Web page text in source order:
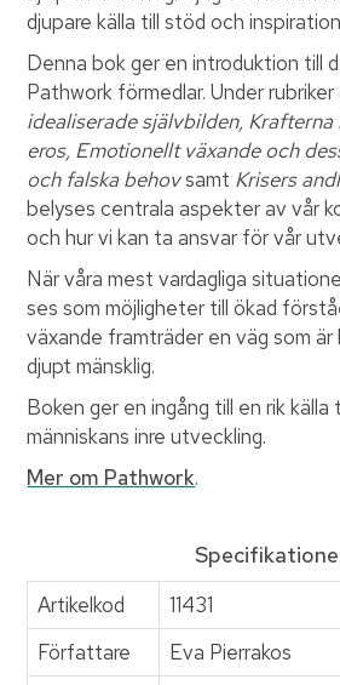
djupare källa till stöd och
Denna bok ger en introduktion till
Pathwork förmedlar. Under rubriker
idealiserade självbilden, Krafterna
eros, Emotionellt växande och
och falska behovsamt Krisers
belyses centrala aspekter av vår
och hur vi kan ta ansvar för vår
När våra mest vardagliga
ses som möjligheter till ökad
växande framträder en väg som
djupt mänsklig.
Boken ger en ingång till en rik källa
människans inre utveckling.
Mer om Pathwork.
Artikelkod
11431
Författare
Eva Pierrakos